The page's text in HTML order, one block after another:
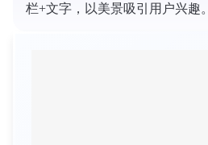
栏+文字，以美景吸引用户兴趣。